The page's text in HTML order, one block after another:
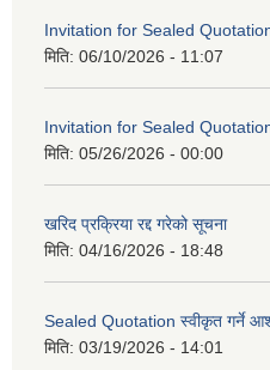
Invitation for Sealed
मिति: 06/10/2026 - 11:07
Invitation for Sealed
मिति: 05/26/2026 - 00:00
खरिद प्रक्रिया रद्द गरेको सूचना
मिति: 04/16/2026 - 18:48
Sealed Quotation स्वीकृत गर्ने
मिति: 03/19/2026 - 14:01